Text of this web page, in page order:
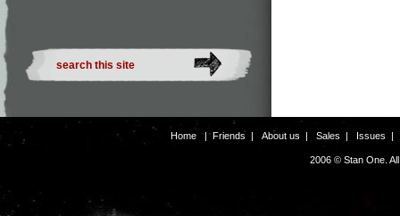
Home |Friends | About us | Sales | Issues
2006 © Stan One.